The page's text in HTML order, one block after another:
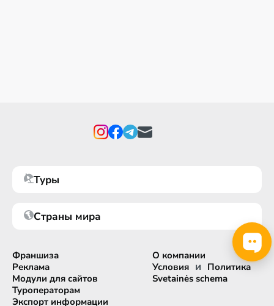
Туры
Страны мира
Франшиза
Реклама
Модули для сайтов
Туроператорам
Экспорт информации
О компании
Условия и Политика
Svetainės schema